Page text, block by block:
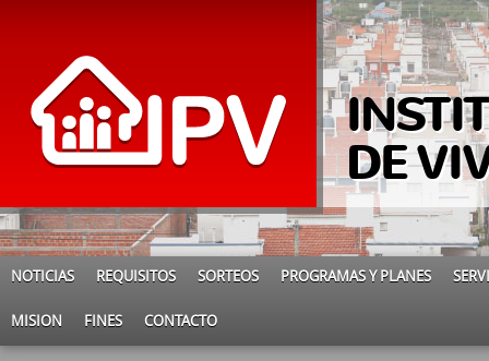
DE
NOTICIAS REQUISITOS SORTEOS PROGRAMAS Y PLANES
MISION FINES CONTACTO